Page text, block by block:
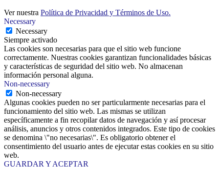
Ver nuestra Política de Privacidad y Términos de Uso.
Necessary
Necessary
Siempre activado
Las cookies son necesarias para que el sitio web funcione
correctamente. Nuestras cookies garantizan funcionalidades básicas
y características de seguridad del sitio web. No almacenan
información personal alguna.
Non-necessary
Non-necessary
Algunas cookies pueden no ser particularmente necesarias para el
funcionamiento del sitio web. Las mismas se utilizan
específicamente a fin recopilar datos de navegación y así procesar
análisis, anuncios y otros contenidos integrados. Este tipo de cookies
se denomina \"no necesarias\". Es obligatorio obtener el
consentimiento del usuario antes de ejecutar estas cookies en su sitio
web.
GUARDAR Y ACEPTAR